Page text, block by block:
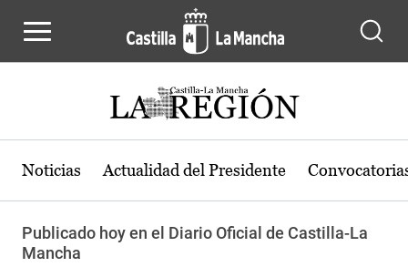
Noticias Actualidad del Presidente
Publicado hoy en el Diario Oficial de Castilla-La
Mancha